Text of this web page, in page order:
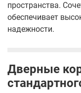
пространства.
обеспечивает
надежности.
Дверные